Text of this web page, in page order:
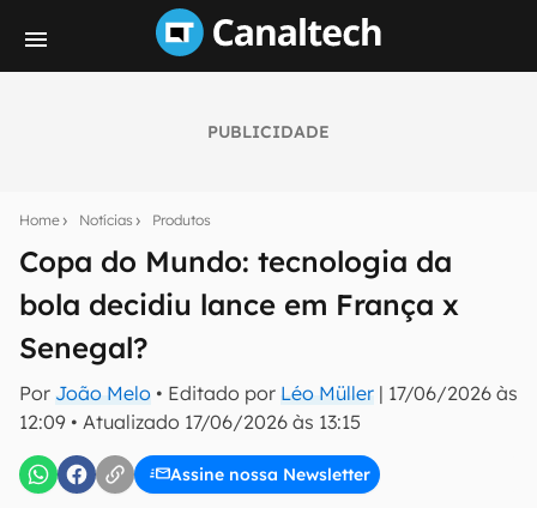
PUBLICIDADE
Home Notícias Produtos
Copa do Mundo: tecnologia da
bola decidiu lance em França x
Senegal?
Por João Melo • Editado por Léo Müller | 17/06/2026 às
12:09 • Atualizado 17/06/2026 às 13:15
Assine nossa Newsletter
notícias e reviews sobre tecnologia em primeira
E-mail
inscreva-se
Confirmo que li, aceito e concordo com os Termos de
Uso e Política de Privacidade do Canaltech.